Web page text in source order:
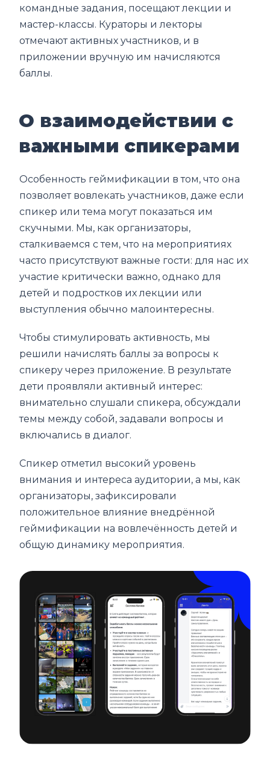
командные задания, посещают лекции и
мастер-классы. Кураторы и лекторы
отмечают активных участников, и в
приложении вручную им начисляются
баллы.
О взаимодействии с
важными спикерами
Особенность геймификации в том, что она
позволяет вовлекать участников, даже если
спикер или тема могут показаться им
скучными. Мы, как организаторы,
сталкиваемся с тем, что на мероприятиях
часто присутствуют важные гости: для нас их
участие критически важно, однако для
детей и подростков их лекции или
выступления обычно малоинтересны.
Чтобы стимулировать активность, мы
решили начислять баллы за вопросы к
спикеру через приложение. В результате
дети проявляли активный интерес:
внимательно слушали спикера, обсуждали
темы между собой, задавали вопросы и
включались в диалог.
Спикер отметил высокий уровень
внимания и интереса аудитории, а мы, как
организаторы, зафиксировали
положительное влияние внедрённой
геймификации на вовлечённость детей и
общую динамику мероприятия.